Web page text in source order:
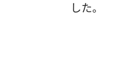
した。